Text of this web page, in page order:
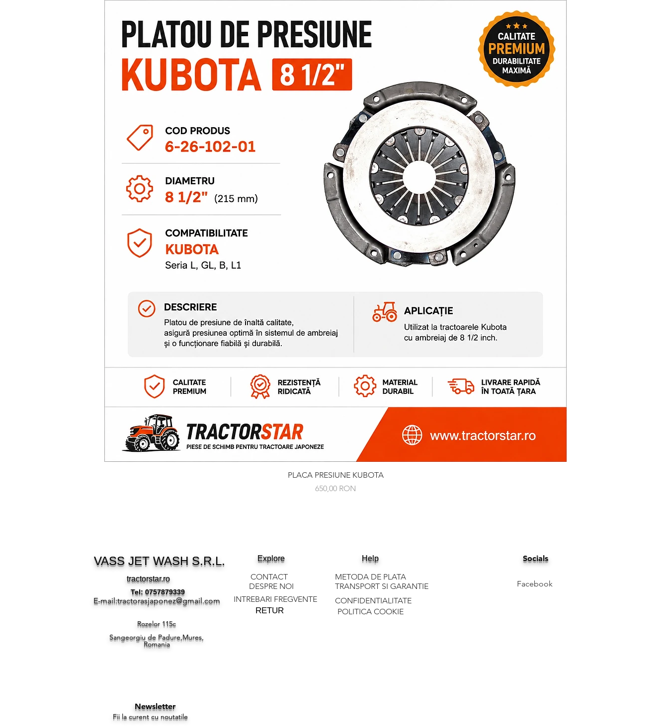
Afișare rapidă
PLACA PRESIUNE KUBOTA
Preț
650,00 RON
VASS JET WASH S.R.L.
tractorstar.ro
Tel: 0757879339
E-mail:tractorasjaponez@gmail.com
Explore Help
CONTACT
DESPRE NOI
METODA DE PLATA
TRANSPORT SI GARANTIE
INTREBARI FREGVENTE
CONFIDENTIALITATE
POLITICA COOKIE
RETUR
Socials
Facebook
Rozelor 115c
Sangeorgiu de Padure,Mures,
Romania
Newsletter
Fii la curent cu noutatile